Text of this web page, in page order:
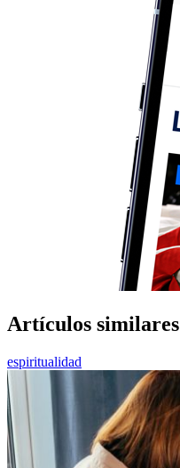
Artículos similares
espiritualidad